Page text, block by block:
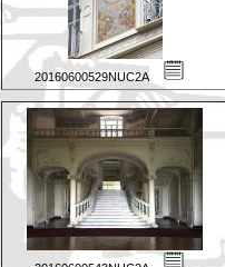
20160600529NUC2A